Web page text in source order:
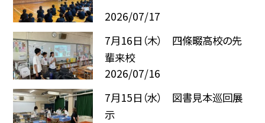
2026/07/17
7月16日（木） 四條畷高校の先
輩来校
2026/07/16
7月15日（水） 図書見本巡回展
示